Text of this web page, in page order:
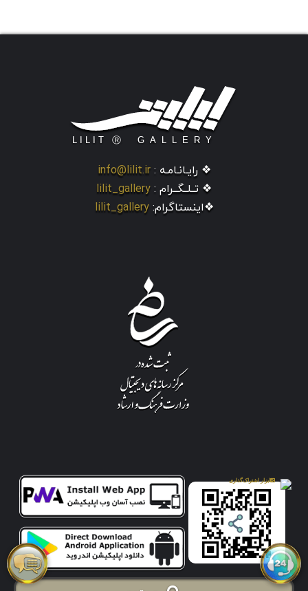
❖ رایـانـامـه : info@lilit.ir
❖ تــلــگــرام : lilit_gallery
❖اینستاگرام: lilit_gallery